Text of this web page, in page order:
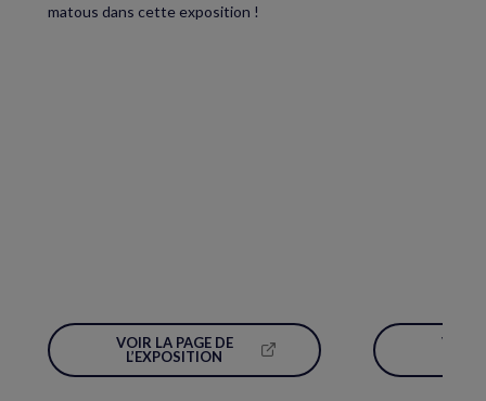
matous dans cette exposition !
VOIR LA PAGE DE
L’EXPOSITION(NOUVELLE
VOIR